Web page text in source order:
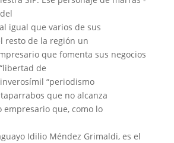
igual que varios de sus
resto de la región un
que fomenta sus negocios
de
“periodismo
que no alcanza
empresario que, como lo
Idilio Méndez Grimaldi, es el